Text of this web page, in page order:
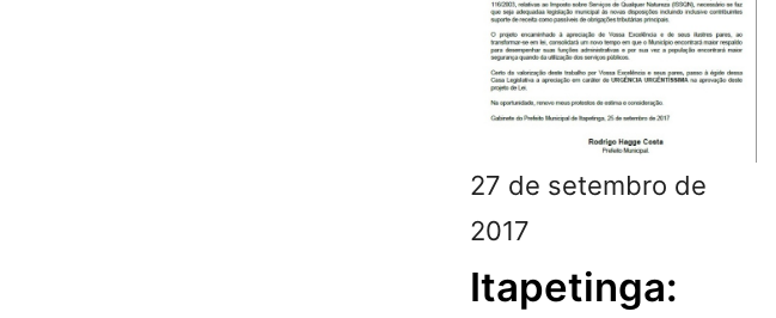
27 de setembro de
2017
Itapetinga: